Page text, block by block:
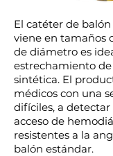
El catéter de
viene en tamaños
de diámetro es
estrechamiento
sintética. El
médicos con una
difíciles, a detectar
acceso de
resistentes a la
balón estándar.